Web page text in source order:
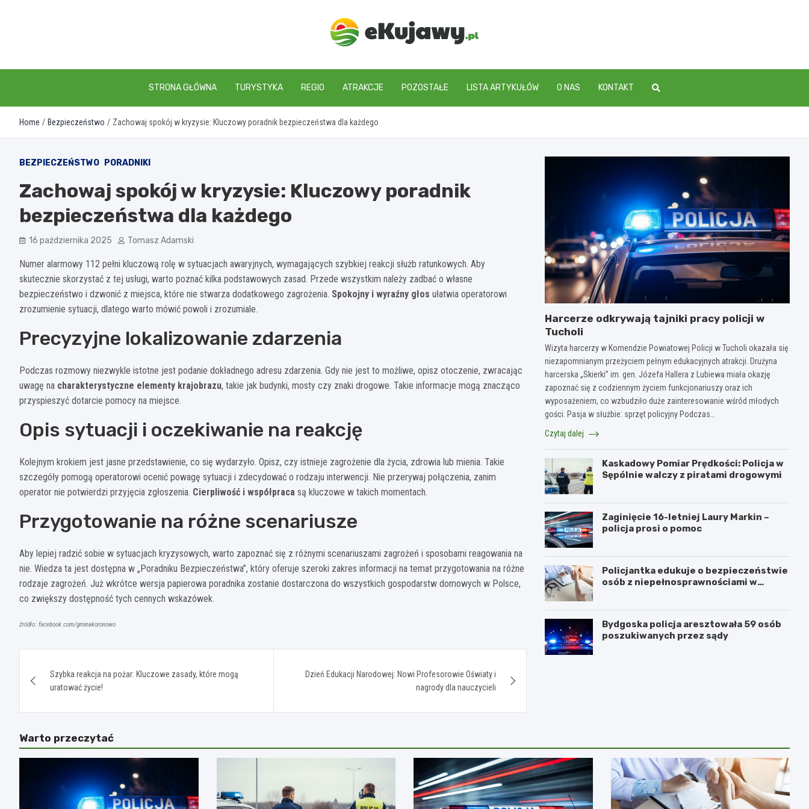
ekujawy.pl
STRONA GŁÓWNA TURYSTYKA REGIO ATRAKCJE POZOSTAŁE LISTA ARTYKUŁÓW O NAS KONTAKT
Home Bezpieczeństwo Zachowaj spokój w kryzysie: Kluczowy poradnik bezpieczeństwa dla każdego
BEZPIECZEŃSTWO PORADNIKI
Zachowaj spokój w kryzysie: Kluczowy poradnik
bezpieczeństwa dla każdego
16 października 2025 Tomasz Adamski
Numer alarmowy 112 pełni kluczową rolę w sytuacjach awaryjnych, wymagających szybkiej reakcji służb ratunkowych. Aby
skutecznie skorzystać z tej usługi, warto poznać kilka podstawowych zasad. Przede wszystkim należy zadbać o własne
bezpieczeństwo i dzwonić z miejsca, które nie stwarza dodatkowego zagrożenia. Spokojny i wyraźny głos ułatwia operatorowi
zrozumienie sytuacji, dlatego warto mówić powoli i zrozumiale.
Precyzyjne lokalizowanie zdarzenia
Podczas rozmowy niezwykle istotne jest podanie dokładnego adresu zdarzenia. Gdy nie jest to możliwe, opisz otoczenie, zwracając
uwagę na charakterystyczne elementy krajobrazu, takie jak budynki, mosty czy znaki drogowe. Takie informacje mogą znacząco
przyspieszyć dotarcie pomocy na miejsce.
Opis sytuacji i oczekiwanie na reakcję
Kolejnym krokiem jest jasne przedstawienie, co się wydarzyło. Opisz, czy istnieje zagrożenie dla życia, zdrowia lub mienia. Takie
szczegóły pomogą operatorowi ocenić powagę sytuacji i zdecydować o rodzaju interwencji. Nie przerywaj połączenia, zanim
operator nie potwierdzi przyjęcia zgłoszenia. Cierpliwość i współpraca są kluczowe w takich momentach.
Przygotowanie na różne scenariusze
Aby lepiej radzić sobie w sytuacjach kryzysowych, warto zapoznać się z różnymi scenariuszami zagrożeń i sposobami reagowania na
nie. Wiedza ta jest dostępna w „Poradniku Bezpieczeństwa”, który oferuje szeroki zakres informacji na temat przygotowania na różne
rodzaje zagrożeń. Już wkrótce wersja papierowa poradnika zostanie dostarczona do wszystkich gospodarstw domowych w Polsce,
co zwiększy dostępność tych cennych wskazówek.
źródło: facebook.com/gminakoronowo
wpisu
Szybka reakcja na pożar: Kluczowe zasady, które mogą
uratować życie!
Dzień Edukacji Narodowej: Nowi Profesorowie Oświaty i
nagrody dla nauczycieli
Harcerze odkrywają tajniki pracy policji w
Tucholi
Wizyta harcerzy w Komendzie Powiatowej Policji w Tucholi okazała się
niezapomnianym przeżyciem pełnym edukacyjnych atrakcji. Drużyna
harcerska „Skierki” im. gen. Józefa Hallera z Lubiewa miała okazję
zapoznać się z codziennym życiem funkcjonariuszy oraz ich
wyposażeniem, co wzbudziło duże zainteresowanie wśród młodych
gości. Pasja w służbie: sprzęt policyjny Podczas…
Czytaj dalej
Kaskadowy Pomiar Prędkości: Policja w
Sępólnie walczy z piratami drogowymi
Zaginięcie 16-letniej Laury Markin –
policja prosi o pomoc
Policjantka edukuje o bezpieczeństwie
osób z niepełnosprawnościami w
Bydgoska policja aresztowała 59 osób
poszukiwanych przez sądy
Warto przeczytać